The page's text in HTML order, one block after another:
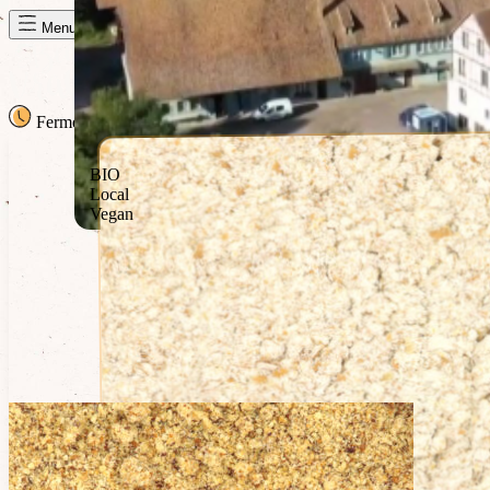
Menu Panier de la semaine
Fermé · Ouvre à 09h30 09h30
BIO
Local
Vegan